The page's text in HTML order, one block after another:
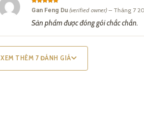
Montblanc
Heritage
uy tín nhất trong ngành bút
Bút Montblanc Heritage
Rated5
out of 5
Gan Feng Du (verified owner) – Tháng 7
Sản phẩm được đóng gói chắc chắn.
XEM THÊM 7 ĐÁNH GIÁ